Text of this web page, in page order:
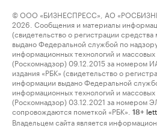
© ООО «БИЗНЕСПРЕСС», АО
2026. Сообщения и материалы
(свидетельство о регистрации
выдано Федеральной службой по
информационных технологий и
(Роскомнадзор) 09.12.2015 за номером
издания «РБК» (свидетельство о
информации выдано Федеральной
информационных технологий и
(Роскомнадзор) 03.12.2021 за номером
сопровождаются пометкой «РБК».
18+
Владельцем сайта является